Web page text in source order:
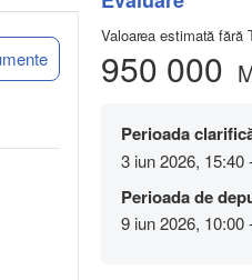
Valoarea estimată fără
950 000
Perioada
3 iun 2026, 15:40
Perioada de
9 iun 2026, 10:00